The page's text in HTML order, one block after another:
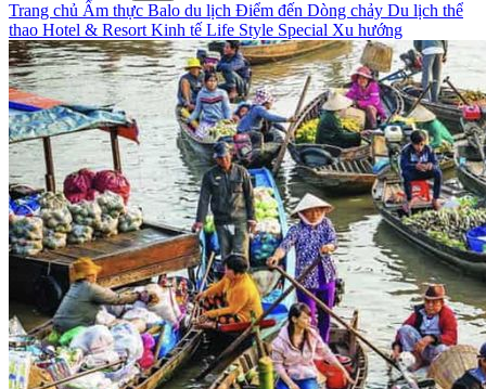
Trang chủ Ẩm thực Balo du lịch Điểm đến Dòng chảy Du lịch thể
thao Hotel & Resort Kinh tế Life Style Special Xu hướng